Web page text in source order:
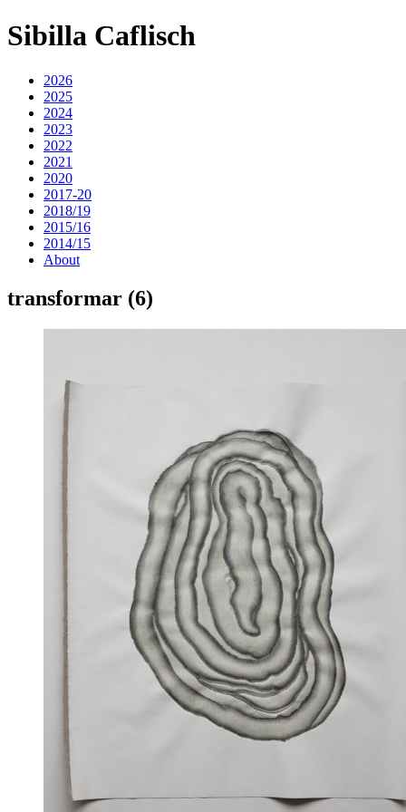
Sibilla Caflisch
2026
2025
2024
2023
2022
2021
2020
2017-20
2018/19
2015/16
2014/15
About
transformar (6)